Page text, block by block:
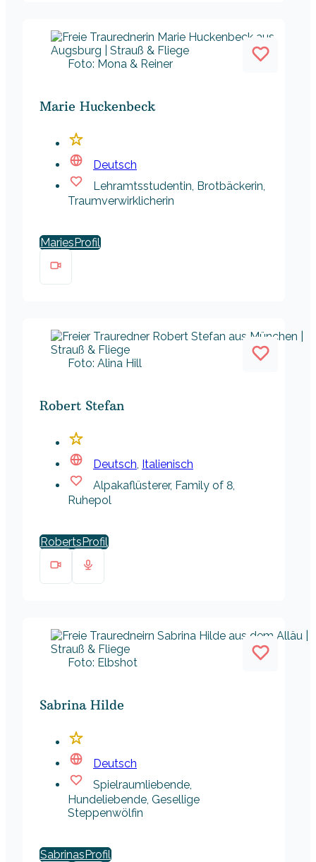
Foto: Mona & Reiner
Marie Huckenbeck
Deutsch
Lehramtsstudentin, Brotbäckerin,
Traumverwirklicherin
Maries
Foto: Alina Hill
Robert Stefan
Deutsch, Italienisch
Alpakaflüsterer, Family of 8,
Ruhepol
Roberts
Foto: Elbshot
Sabrina Hilde
Deutsch
Spielraumliebende,
Hundeliebende, Gesellige
Steppenwölfin
Sabrinas